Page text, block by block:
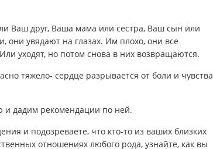
Ваш друг, Ваша мама или сестра, Ваш сын или
увядают на глазах. Им плохо, они все
уходят, но потом снова в них возвращаются.
тяжело- сердце разрывается от боли и чувства
и дадим рекомендации по ней.
и подозреваете, что кто-то из ваших близких
отношениях любого рода, узнайте, как вы